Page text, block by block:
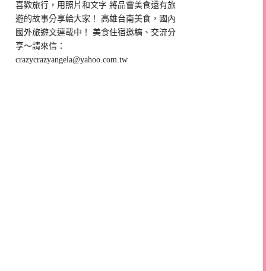
喜歡旅行，用照片和文字 將品嘗美食還有旅
遊的故事分享給大家！ 高雄台南美食，國內
國外旅遊文連載中！ 美食住宿邀稿、交流分
享～請來信：
crazycrazyangela@yahoo.com.tw